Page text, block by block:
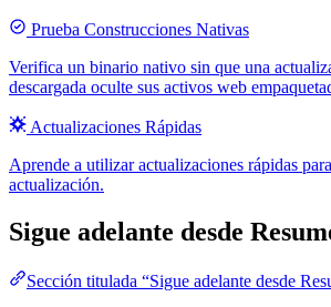
Prueba Construcciones Nativas
Verifica un binario nativo sin que una
descargada oculte sus activos web
Actualizaciones Rápidas
Aprende a utilizar actualizaciones rápidas
actualización.
Sigue adelante desde
Sección titulada “Sigue adelante desde